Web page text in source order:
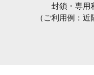
封鎖・専用
（ご利用例：